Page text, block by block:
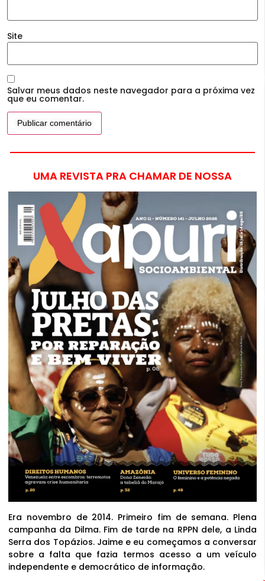
Site
Salvar meus dados neste navegador para a próxima vez
que eu comentar.
UMA REVISTA PRA CHAMAR DE NOSSA
Era novembro de 2014. Primeiro fim de semana. Plena
campanha da Dilma. Fim de tarde na RPPN dele, a Linda
Serra dos Topázios. Jaime e eu começamos a conversar
sobre a falta que fazia termos acesso a um veículo
independente e democrático de informação.